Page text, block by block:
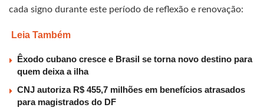
cada signo durante este período de reflexão e renovação:
Leia Também
Êxodo cubano cresce e Brasil se torna novo destino para
quem deixa a ilha
CNJ autoriza R$ 455,7 milhões em benefícios atrasados
para magistrados do DF